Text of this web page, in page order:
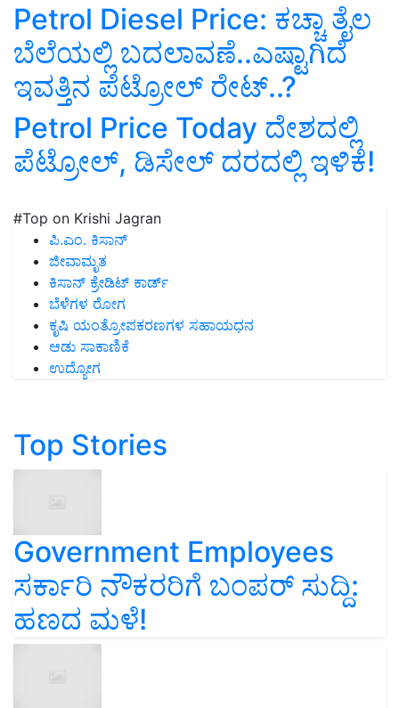
Petrol Diesel Price: ಕಚ್ಚಾ ತೈಲ
ಬೆಲೆಯಲ್ಲಿ ಬದಲಾವಣೆ..ಎಷ್ಟಾಗಿದೆ
ಇವತ್ತಿನ ಪೆಟ್ರೋಲ್‌ ರೇಟ್‌..?
Petrol Price Today ದೇಶದಲ್ಲಿ
ಪೆಟ್ರೋಲ್‌, ಡಿಸೇಲ್‌ ದರದಲ್ಲಿ ಇಳಿಕೆ!
#Top on Krishi Jagran
ಪಿ.ಎಂ. ಕಿಸಾನ್
ಜೀವಾಮೃತ
ಕಿಸಾನ್ ಕ್ರೇಡಿಟ್ ಕಾರ್ಡ್
ಬೆಳೆಗಳ ರೋಗ
ಕೃಷಿ ಯಂತ್ರೋಪಕರಣಗಳ ಸಹಾಯಧನ
ಆಡು ಸಾಕಾಣಿಕೆ
ಉದ್ಯೋಗ
Top Stories
Government Employees
ಸರ್ಕಾರಿ ನೌಕರರಿಗೆ ಬಂಪರ್‌ ಸುದ್ದಿ:
ಹಣದ ಮಳೆ!